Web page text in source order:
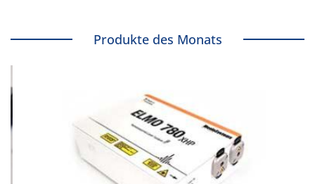
Produkte des Monats